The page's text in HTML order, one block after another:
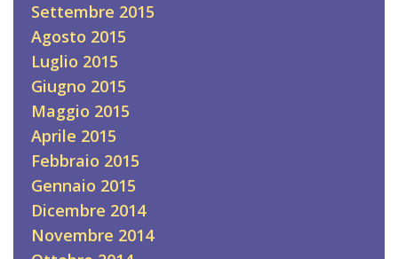
Settembre 2015
Agosto 2015
Luglio 2015
Giugno 2015
Maggio 2015
Aprile 2015
Febbraio 2015
Gennaio 2015
Dicembre 2014
Novembre 2014